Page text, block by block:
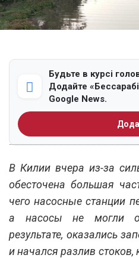
Будьте в курсі
Додайте
Google News.
В Килии вчера из-за
обесточена большая
чего насосные станции
а насосы не могли
результате, оказались
и начался разлив